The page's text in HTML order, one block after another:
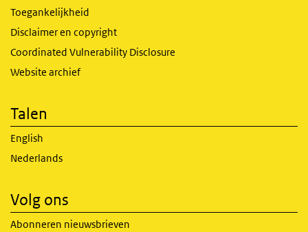
Toegankelijkheid
Disclaimer en copyright
Coordinated Vulnerability Disclosure
Website archief
Talen
English
Nederlands
Volg ons
Abonneren nieuwsbrieven